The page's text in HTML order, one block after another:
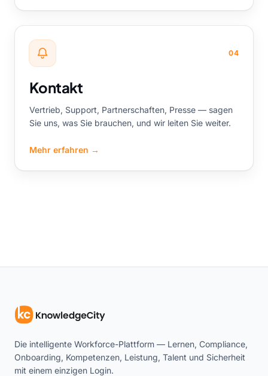
04
Kontakt
Vertrieb, Support, Partnerschaften, Presse — sagen
Sie uns, was Sie brauchen, und wir leiten Sie weiter.
Mehr erfahren →
Die intelligente Workforce-Plattform — Lernen, Compliance,
Onboarding, Kompetenzen, Leistung, Talent und Sicherheit
mit einem einzigen Login.